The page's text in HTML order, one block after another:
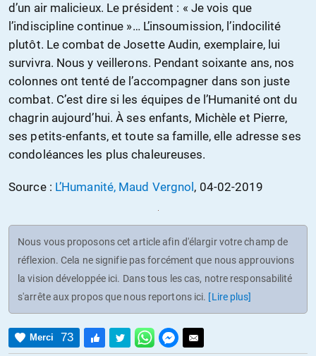
d’un air malicieux. Le président : « Je vois que
l’indiscipline continue »… L’insoumission, l’indocilité
plutôt. Le combat de Josette Audin, exemplaire, lui
survivra. Nous y veillerons. Pendant soixante ans, nos
colonnes ont tenté de l’accompagner dans son juste
combat. C’est dire si les équipes de l’Humanité ont du
chagrin aujourd’hui. À ses enfants, Michèle et Pierre,
ses petits-enfants, et toute sa famille, elle adresse ses
condoléances les plus chaleureuses.
Source : L’Humanité, Maud Vergnol , 04-02-2019
Nous vous proposons cet article afin d'élargir votre champ de
réflexion. Cela ne signifie pas forcément que nous approuvions
la vision développée ici. Dans tous les cas, notre responsabilité
s'arrête aux propos que nous reportons ici. [Lire plus]
Merci 73